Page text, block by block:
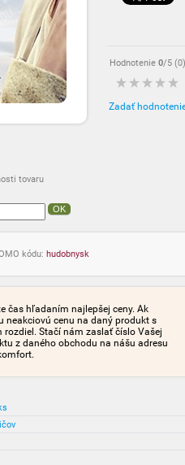
Hodnotenie 0/5 (0)
Zadať
tovaru
OK
kódu: hudobnysk
čas hľadaním najlepšej ceny. Ak
neakciovú cenu na daný produkt s
Stačí nám zaslať číslo Vašej
z daného obchodu na nášu adresu